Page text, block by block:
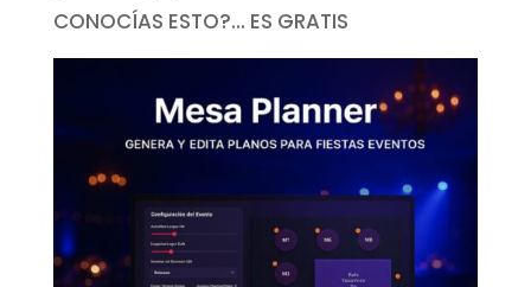
CONOCÍAS ESTO?... ES GRATIS